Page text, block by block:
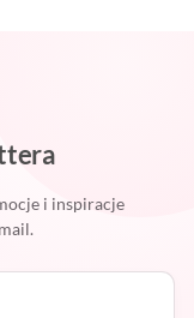
i inspiracje